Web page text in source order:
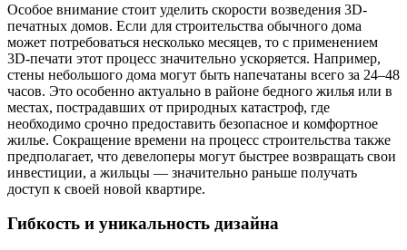
Особое внимание стоит уделить скорости возведения 3D-
печатных домов. Если для строительства обычного дома
может потребоваться несколько месяцев, то с применением
3D-печати этот процесс значительно ускоряется. Например,
стены небольшого дома могут быть напечатаны всего за 24–48
часов. Это особенно актуально в районе бедного жилья или в
местах, пострадавших от природных катастроф, где
необходимо срочно предоставить безопасное и комфортное
жилье. Сокращение времени на процесс строительства также
предполагает, что девелоперы могут быстрее возвращать свои
инвестиции, а жильцы — значительно раньше получать
доступ к своей новой квартире.
Гибкость и уникальность дизайна